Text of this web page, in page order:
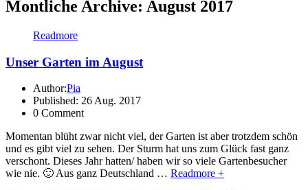
Montliche Archive: August 2017
Readmore
Unser Garten im August
Author:Pia
Published: 26 Aug. 2017
0 Comment
Momentan blüht zwar nicht viel, der Garten ist aber trotzdem schön
und es gibt viel zu sehen. Der Sturm hat uns zum Glück fast ganz
verschont. Dieses Jahr hatten/ haben wir so viele Gartenbesucher
wie nie. 🙂 Aus ganz Deutschland … Readmore +